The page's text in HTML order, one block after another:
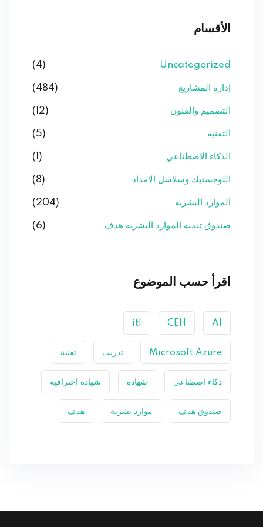
الأقسام
Uncategorized
(4)
إدارة المشاريع (484)
التصميم والفنون (12)
التقنية (5)
الذكاء الاصطناعي (1)
اللوجستيك وسلاسل الامداد (8)
الموارد البشرية (204)
صندوق تنمية الموارد البشرية هدف (6)
اقرأ حسب الموضوع
AI
CEH
itl
Microsoft Azure تدريب تقنية
ذكاء اصطناعي شهادة شهادة احترافية
صندوق هدف موارد بشرية هدف